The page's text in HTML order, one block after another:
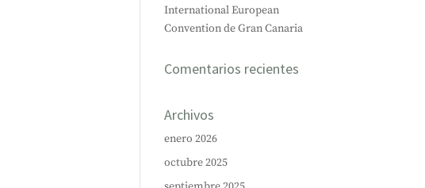
International European
Convention de Gran Canaria
Comentarios recientes
Archivos
enero 2026
octubre 2025